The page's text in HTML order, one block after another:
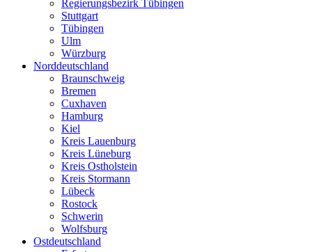
Regierungsbezirk Tübingen
Stuttgart
Tübingen
Ulm
Würzburg
Norddeutschland
Braunschweig
Bremen
Cuxhaven
Hamburg
Kiel
Kreis Lauenburg
Kreis Lüneburg
Kreis Ostholstein
Kreis Stormann
Lübeck
Rostock
Schwerin
Wolfsburg
Ostdeutschland